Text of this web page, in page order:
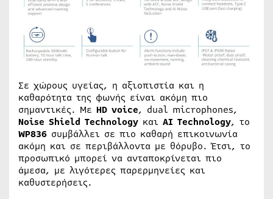
Σε χώρους υγείας, η αξιοπιστία και η
καθαρότητα της φωνής είναι ακόμη πιο
σημαντικές. Με HD voice, dual microphones,
Noise Shield Technology και AI Technology, το
WP836 συμβάλλει σε πιο καθαρή επικοινωνία
ακόμη και σε περιβάλλοντα με θόρυβο. Έτσι, το
προσωπικό μπορεί να ανταποκρίνεται πιο
άμεσα, με λιγότερες παρερμηνείες και
καθυστερήσεις.